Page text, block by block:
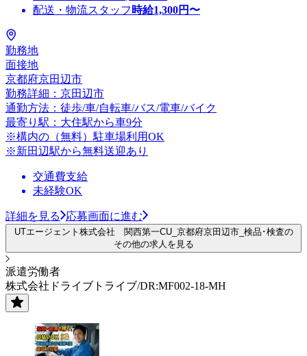
配送・物流スタッフ 時給1,300円〜
勤務地
面接地
京都府京田辺市
勤務詳細：京田辺市
通勤方法：徒歩/車/自転車/バス/電車/バイク
最寄り駅：大住駅から車9分
※構内の（無料）駐車場利用OK
※新田辺駅から無料送迎あり
交通費支給
未経験OK
詳細を見る 応募画面に進む
UTエージェント株式会社 関西第一CU_京都府京田辺市_検品･検査の
その他の求人を見る
派遣労働者
株式会社ドライブトライブ/DR:MF002-18-MH